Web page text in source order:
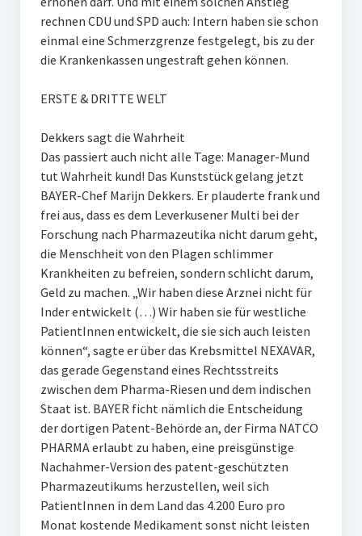
rechnen CDU und SPD auch: Intern haben sie schon
einmal eine Schmerzgrenze festgelegt, bis zu der
die Krankenkassen ungestraft gehen können.
ERSTE & DRITTE WELT
Dekkers sagt die Wahrheit
Das passiert auch nicht alle Tage: Manager-Mund
tut Wahrheit kund! Das Kunststück gelang jetzt
BAYER-Chef Marijn Dekkers. Er plauderte frank und
frei aus, dass es dem Leverkusener Multi bei der
Forschung nach Pharmazeutika nicht darum geht,
die Menschheit von den Plagen schlimmer
Krankheiten zu befreien, sondern schlicht darum,
Geld zu machen. „Wir haben diese Arznei nicht für
Inder entwickelt (…) Wir haben sie für westliche
PatientInnen entwickelt, die sie sich auch leisten
können“, sagte er über das Krebsmittel NEXAVAR,
das gerade Gegenstand eines Rechtsstreits
zwischen dem Pharma-Riesen und dem indischen
Staat ist. BAYER ficht nämlich die Entscheidung
der dortigen Patent-Behörde an, der Firma NATCO
PHARMA erlaubt zu haben, eine preisgünstige
Nachahmer-Version des patent-geschützten
Pharmazeutikums herzustellen, weil sich
PatientInnen in dem Land das 4.200 Euro pro
Monat kostende Medikament sonst nicht leisten